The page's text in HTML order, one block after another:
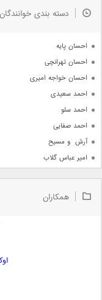
جدیدترین ها
دسته بندی خوانندگان
احسان پایه
احسان تهرانچی
احسان خواجه امیری
احمد سعیدی
احمد سلو
احمد صفایی
آرش  و مسیح
امیر عباس گلاب
امیر علی
همکاران